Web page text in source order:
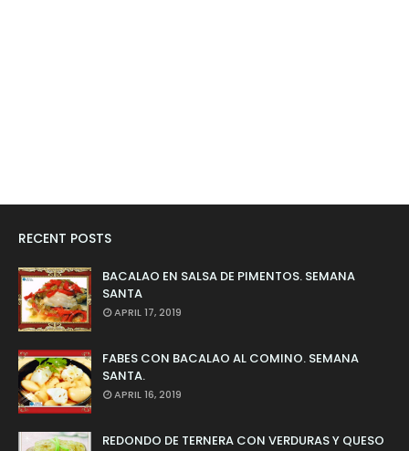
RECENT POSTS
BACALAO EN SALSA DE PIMENTOS. SEMANA
SANTA
APRIL 17, 2019
FABES CON BACALAO AL COMINO. SEMANA
SANTA.
APRIL 16, 2019
REDONDO DE TERNERA CON VERDURAS Y QUESO